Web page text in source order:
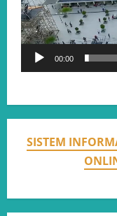
00:00
SISTEM